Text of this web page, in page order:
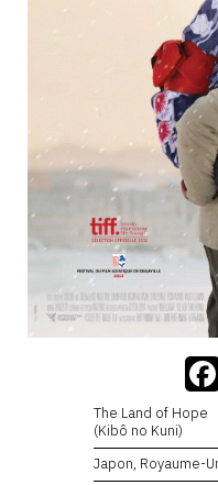
The Land of Hope
(Kibô no Kuni)
Japon, Royaume-